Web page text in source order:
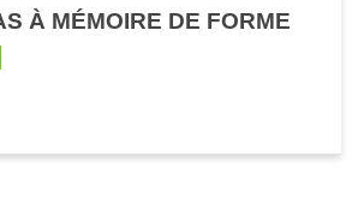
À MÉMOIRE DE FORME